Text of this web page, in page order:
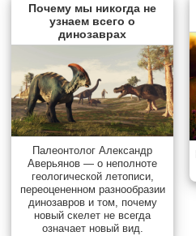
Почему мы никогда не
узнаем всего о
динозаврах
Палеонтолог Александр
Аверьянов — о неполноте
геологической летописи,
переоцененном разнообразии
динозавров и том, почему
новый скелет не всегда
означает новый вид.